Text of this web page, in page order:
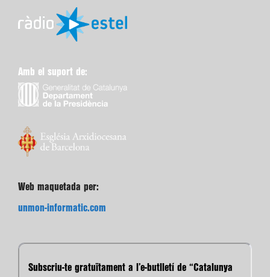
Amb el suport de:
Web maquetada per:
unmon-informatic.com
Subscriu-te gratuïtament a l’e-butlletí de “Catalunya